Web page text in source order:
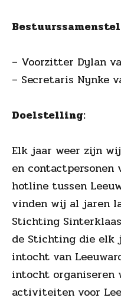
– Voorzitter Dylan
– Secretaris Nynke
Doelstelling:
Elk jaar weer zijn
en contactpersonen
hotline tussen
vinden wij al jaren
Stichting
de Stichting die elk
intocht van
intocht organiseren
activiteiten voor